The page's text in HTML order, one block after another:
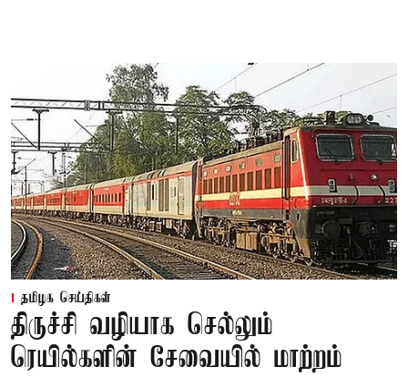
தமிழக செய்திகள்
திருச்சி வழியாக செல்லும்
ரெயில்களின் சேவையில் மாற்றம்